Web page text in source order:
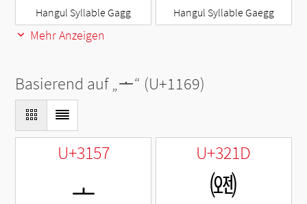
Hangul Syllable Gagg Hangul Syllable Gaegg
Mehr Anzeigen
Basierend auf „ᅩ“ (U+1169)
U+3157
ㅗ
U+321D
㈝